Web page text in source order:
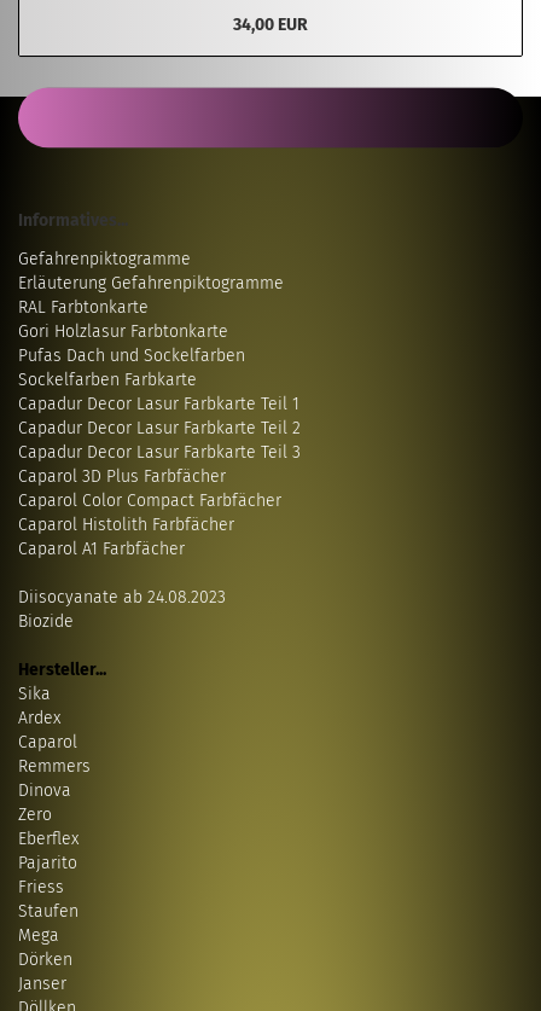
34,00 EUR
Informatives...
Gefahrenpiktogramme
Erläuterung Gefahrenpiktogramme
RAL Farbtonkarte
Gori Holzlasur Farbtonkarte
Pufas Dach und Sockelfarben
Sockelfarben Farbkarte
Capadur Decor Lasur Farbkarte Teil 1
Capadur Decor Lasur Farbkarte Teil 2
Capadur Decor Lasur Farbkarte Teil 3
Caparol 3D Plus Farbfächer
Caparol Color Compact Farbfächer
Caparol Histolith Farbfächer
Caparol A1 Farbfächer
Diisocyanate ab 24.08.2023
Biozide
Hersteller...
Sika
Ardex
Caparol
Remmers
Dinova
Zero
Eberflex
Pajarito
Friess
Staufen
Mega
Dörken
Janser